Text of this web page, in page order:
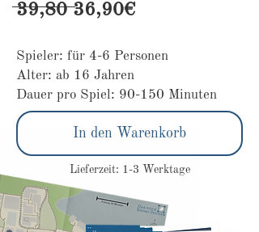
39,80 36,90€
Spieler: für 4-6 Personen
Alter: ab 16 Jahren
Dauer pro Spiel: 90-150 Minuten
In den Warenkorb
Lieferzeit: 1-3 Werktage